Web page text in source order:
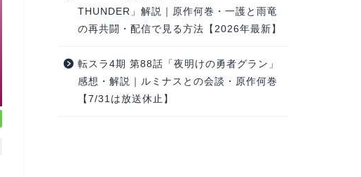
THUNDER」解説｜原作何巻・一護と雨竜
の再共闘・配信で見る方法【2026年最新】
転スラ4期 第88話「夜明けの勇者グラン」
感想・解説｜ルミナスとの会談・原作何巻
【7/31は放送休止】